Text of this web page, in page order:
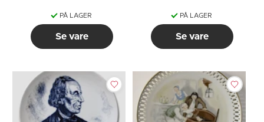
PÅ LAGER
Se vare
PÅ LAGER
Se vare